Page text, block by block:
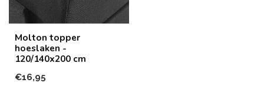
Molton topper
hoeslaken -
120/140x200 cm
€16,95